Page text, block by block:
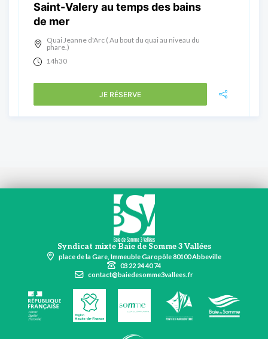
Saint-Valery au temps des bains
de mer
Quai Jeanne d'Arc ( Au bout du quai au niveau du
phare.)
14h30
JE RÉSERVE
Syndicat mixte Baie de Somme 3 Vallées
place de la Gare, Immeuble Garopôle 80100 Abbeville
03 22 24 40 74
contact@baiedesomme3vallees.fr